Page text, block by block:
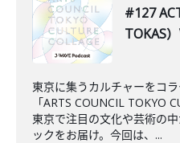
#127
TOKAS
東京に集うカルチャーをコ
「ARTS COUNCIL TOKYO
東京で注目の文化や芸術の
ックをお届け。今回は、...